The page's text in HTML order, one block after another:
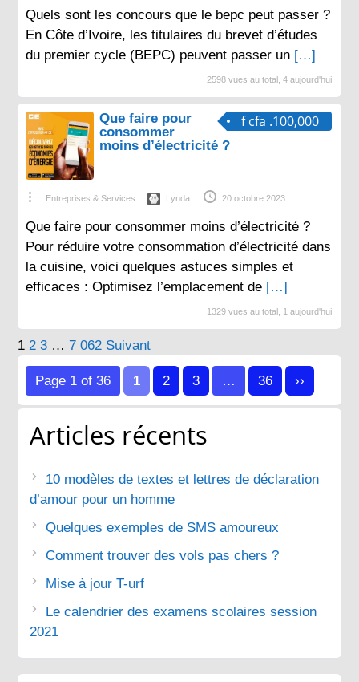
Quels sont les concours que le bepc peut passer ?
En Côte d’Ivoire, les titulaires du brevet d’études
du premier cycle (BEPC) peuvent passer un […]
2598 vues au total, 4 aujourd'hui
f cfa .100,000
Que faire pour
consommer
moins d’électricité ?
Entreprises & Services Lynda 20 octobre 2023
Que faire pour consommer moins d’électricité ?
Pour réduire votre consommation d’électricité dans
la cuisine, voici quelques astuces simples et
efficaces : Optimisez l’emplacement de […]
1329 vues au total, 1 aujourd'hui
Pagination
des
publications
1 2 3 … 7 062 Suivant
Page 1 of 36 1 2 3 … 36 ››
Articles récents
10 modèles de textes et lettres de déclaration
d’amour pour un homme
Quelques exemples de SMS amoureux
Comment trouver des vols pas chers ?
Mise à jour T-urf
Le calendrier des examens scolaires session
2021